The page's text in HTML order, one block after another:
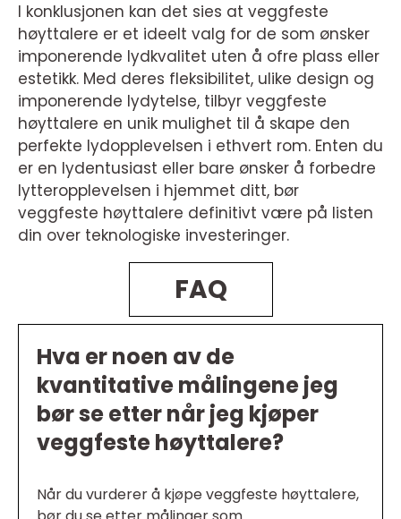
I konklusjonen kan det sies at veggfeste
høyttalere er et ideelt valg for de som ønsker
imponerende lydkvalitet uten å ofre plass eller
estetikk. Med deres fleksibilitet, ulike design og
imponerende lydytelse, tilbyr veggfeste
høyttalere en unik mulighet til å skape den
perfekte lydopplevelsen i ethvert rom. Enten du
er en lydentusiast eller bare ønsker å forbedre
lytteropplevelsen i hjemmet ditt, bør
veggfeste høyttalere definitivt være på listen
din over teknologiske investeringer.
FAQ
Hva er noen av de
kvantitative målingene jeg
bør se etter når jeg kjøper
veggfeste høyttalere?
Når du vurderer å kjøpe veggfeste høyttalere,